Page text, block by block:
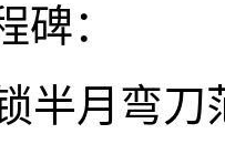
碑：
半月弯刀